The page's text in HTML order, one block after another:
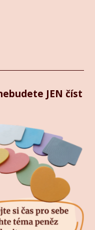
JEN číst